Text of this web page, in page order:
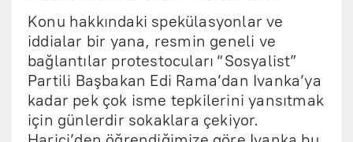
Konu hakkındaki spekülasyonlar ve
iddialar bir yana, resmin geneli ve
bağlantılar protestocuları “Sosyalist”
Partili Başbakan Edi Rama’dan Ivanka’ya
kadar pek çok isme tepkilerini yansıtmak
için günlerdir sokaklara çekiyor.